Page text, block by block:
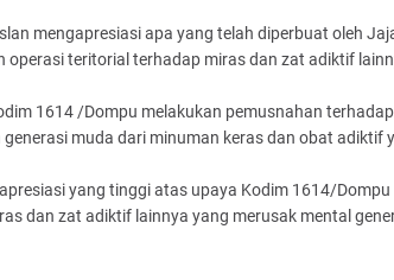
mengapresiasi apa yang telah diperbuat oleh
operasi teritorial terhadap miras dan zat adiktif
1614 /Dompu melakukan pemusnahan
muda dari minuman keras dan obat adiktif
yang tinggi atas upaya Kodim 1614/
dan zat adiktif lainnya yang merusak mental